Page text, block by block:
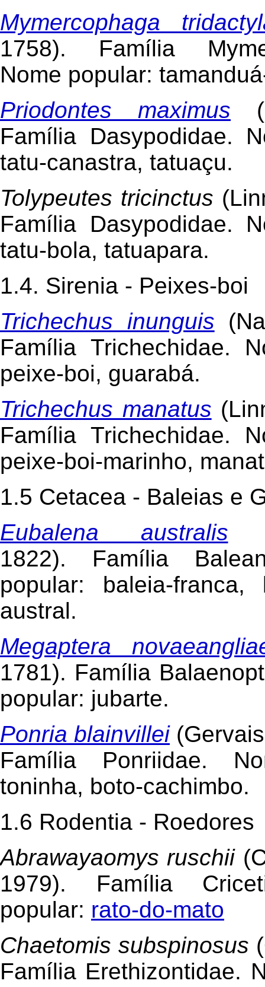
Mymercophaga
1758). Família
Nome popular:
Priodontes maximus
Família Dasypodidae.
tatu-canastra, tatuaçu.
Tolypeutes tricinctus
Família Dasypodidae.
tatu-bola, tatuapara.
1.4. Sirenia - Peixes-boi
Trichechus inunguis
Família Trichechidae.
peixe-boi, guarabá.
Trichechus manatus
Família Trichechidae.
peixe-boi-marinho,
1.5 Cetacea - Baleias e
Eubalena australis
1822). Família
popular: baleia-franca,
austral.
Megaptera
1781). Família
popular: jubarte.
Ponria blainvillei
Família Ponriidae.
toninha, boto-cachimbo.
1.6 Rodentia - Roedores
Abrawayaomys ruschii
1979). Família
popular: rato-do-mato
Chaetomis subspinosus
Família Erethizontidae.